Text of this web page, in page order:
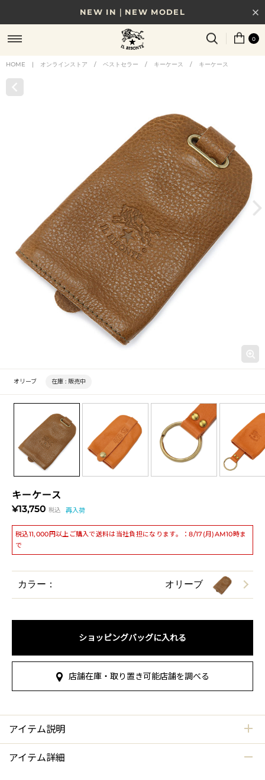
NEW IN｜NEW MODEL
8/17(月)10時まで｜税込11,000円以上で送料無料
贈る相手やシーンから選べる、新しいギフトガイド
0
HOME | オンラインストア / ベストセラー / キーケース / キーケース
キーケース
¥13,750 税込 再入荷
税込11,000円以上ご購入で送料は当社負担になります。：8/17(月)AM10時ま
で
オリーブ 在庫 : 販売中
カラー： オリーブ
ショッピングバッグに入れる
店舗在庫・取り置き可能店舗を調べる
アイテム説明
アイテム詳細